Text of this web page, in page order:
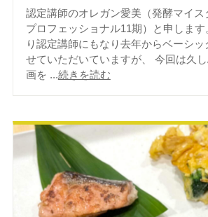
認定講師のオレガン愛美（発酵マイス
プロフェッショナル11期）と申しま
り認定講師にもなり去年からベーシッ
せていただいていますが、 今回は久
画を ...続きを読む